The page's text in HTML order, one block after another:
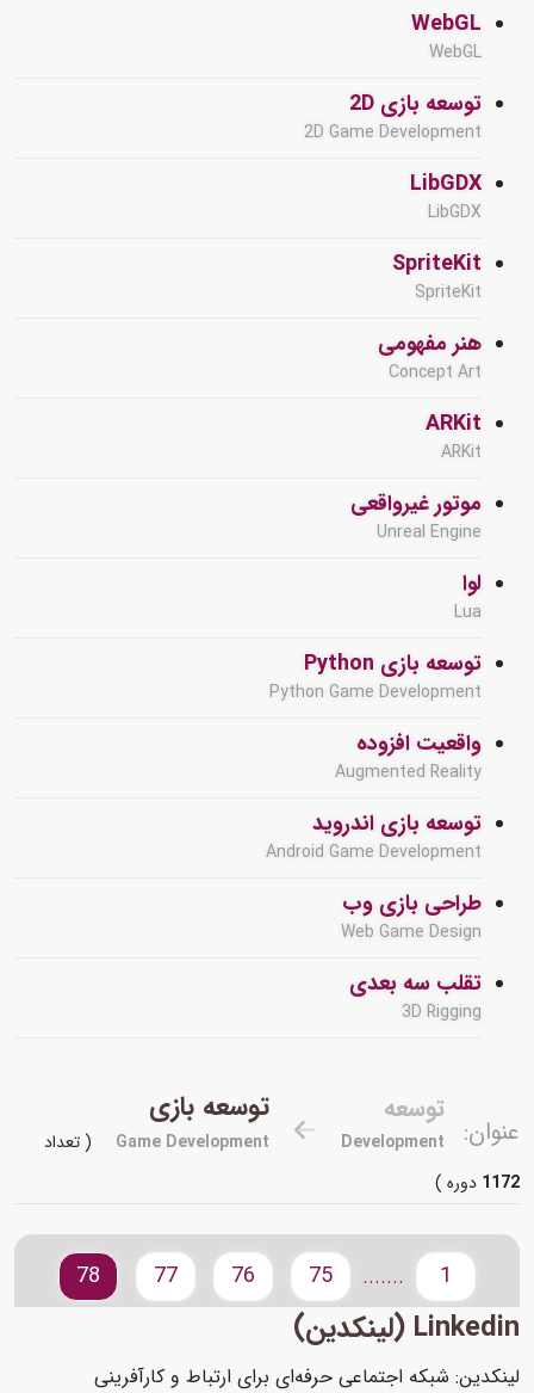
WebGL
WebGL
توسعه بازی 2D
2D Game Development
LibGDX
LibGDX
SpriteKit
SpriteKit
هنر مفهومی
Concept Art
ARKit
ARKit
موتور غیرواقعی
Unreal Engine
لوا
Lua
توسعه بازی Python
Python Game Development
واقعیت افزوده
Augmented Reality
توسعه بازی اندروید
Android Game Development
طراحی بازی وب
Web Game Design
تقلب سه بعدی
3D Rigging
عنوان:
توسعه
Development
توسعه بازی
Game Development
( تعداد
1172 دوره )
.......
75
76
77
78
Linkedin (لینکدین)
لینکدین: شبکه اجتماعی حرفه‌ای برای ارتباط و کارآفرینی